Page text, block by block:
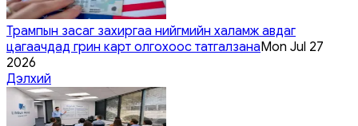
Трампын засаг захиргаа нийгмийн халамж авдаг
цагаачдад грин карт олгохоос татгалзанаMon Jul 27
2026
Дэлхий